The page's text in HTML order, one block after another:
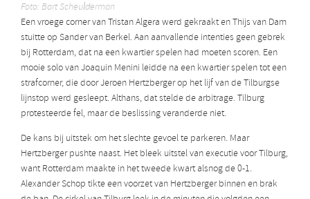
Foto: Bart Scheulderman
Een vroege corner van Tristan Algera werd gekraakt en Thijs van Dam
stuitte op Sander van Berkel. Aan aanvallende intenties geen gebrek
bij Rotterdam, dat na een kwartier spelen had moeten scoren. Een
mooie solo van Joaquin Menini leidde na een kwartier spelen tot een
strafcorner, die door Jeroen Hertzberger op het lijf van de Tilburgse
lijnstop werd gesleept. Althans, dat stelde de arbitrage. Tilburg
protesteerde fel, maar de beslissing veranderde niet.
De kans bij uitstek om het slechte gevoel te parkeren. Maar
Hertzberger pushte naast. Het bleek uitstel van executie voor Tilburg,
want Rotterdam maakte in het tweede kwart alsnog de 0-1.
Alexander Schop tikte een voorzet van Hertzberger binnen en brak